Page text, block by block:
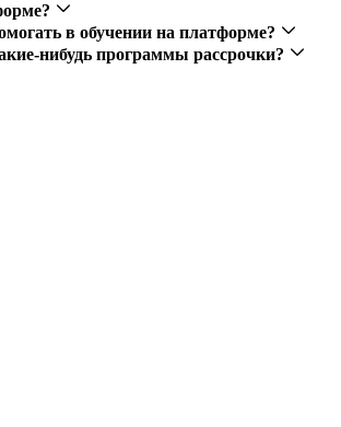
в обучении на платформе?
нибудь программы рассрочки?